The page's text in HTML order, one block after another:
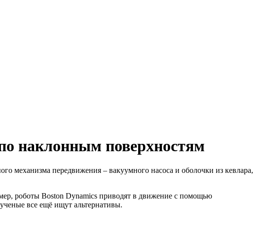
наклонным поверхностям
механизма передвижения – вакуумного насоса и оболочки из кевлара,
роботы Boston Dynamics приводят в движение с помощью
все ещё ищут альтернативы.